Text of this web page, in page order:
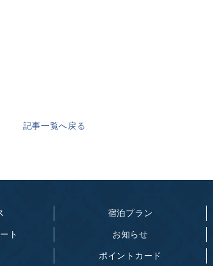
記事一覧へ戻る
ト
宿泊プラン
お知らせ
ポイントカード